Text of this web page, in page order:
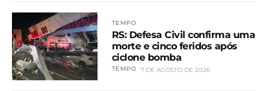
TEMPO
RS: Defesa Civil confirma uma
morte e cinco feridos após
ciclone bomba
TEMPO 7 DE AGOSTO DE 2026